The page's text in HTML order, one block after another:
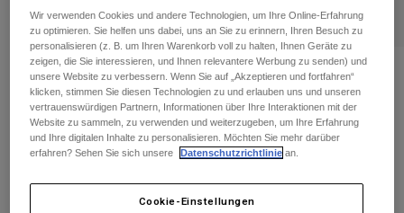
Protektoren
Brillen
Socken
Zubehör
Socken
Taschen & Zubehör
Spare parts
Hoodies und Pullover
Jacken
Hosen
Shirts
Alle anzeigen
Helme
Jerseys
Hosen
Stiefel
Guards
Bewertungen
Jogginghose Wordmark
Artikelnr. 33146
Price reduced from
€ 89,99 to
Wir verwenden Cookies und andere Technologien, um Ihre Online-Erfahrung
zu optimieren. Sie helfen uns dabei, uns an Sie zu erinnern, Ihren Besuch zu
personalisieren (z. B. um Ihren Warenkorb voll zu halten, Ihnen Geräte zu
zeigen, die Sie interessieren, und Ihnen relevantere Werbung zu senden) und
unsere Website zu verbessern. Wenn Sie auf „Akzeptieren und fortfahren“
klicken, stimmen Sie diesen Technologien zu und erlauben uns und unseren
vertrauenswürdigen Partnern, Informationen über Ihre Interaktionen mit der
Website zu sammeln, zu verwenden und weiterzugeben, um Ihre Erfahrung
und Ihre digitalen Inhalte zu personalisieren. Möchten Sie mehr darüber
erfahren? Sehen Sie sich unsere
Datenschutzrichtlinie an.
Cookie-Einstellungen